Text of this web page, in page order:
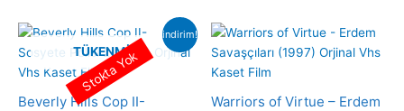
indirim!
TÜKENMIŞ
Beverly Hills Cop II-
Stokta Yok
Warriors of Virtue – Erdem